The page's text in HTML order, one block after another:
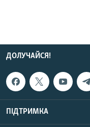
ДОЛУЧАЙСЯ!
ПІДТРИМКА